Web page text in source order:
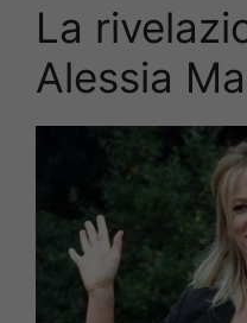
La
Alessia